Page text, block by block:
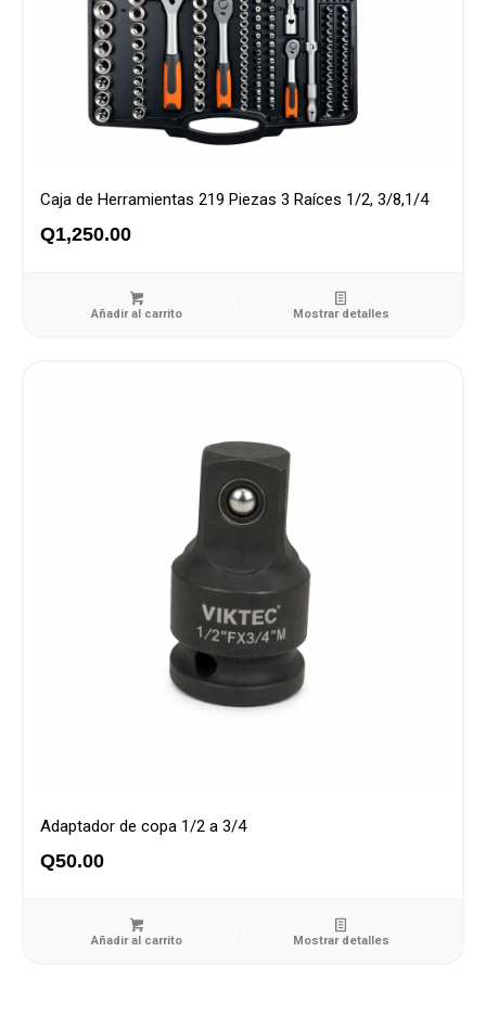
Caja de Herramientas 219 Piezas 3 Raíces 1/2, 3/8,1/4
Q1,250.00
Añadir al carrito Mostrar detalles
Adaptador de copa 1/2 a 3/4
Q50.00
Añadir al carrito Mostrar detalles